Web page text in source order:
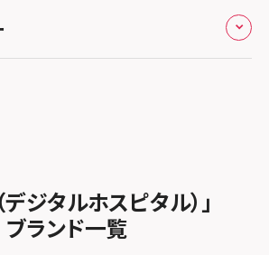
テルル草加花栗
テルル東川口
テルル松戸五香
西枇杷島
尾張旭
平和が丘
春日井勝川
オンタウン茨木太田
住道オペラパーク
東大阪ロンモール布施
熊本下通
GODOモバイル大分府内町
ュー
ニュー
ォン修理
デジタルホスピタル）」
ブランド一覧